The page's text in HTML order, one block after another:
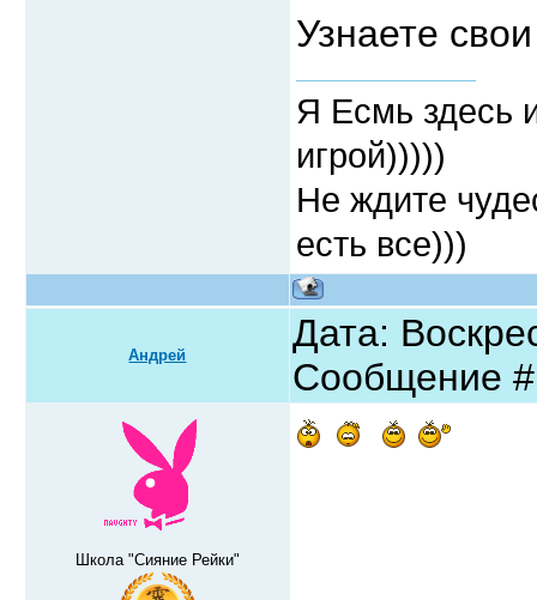
Узнаете
Я Есмь здесь
игрой)))))
Не ждите
есть все)))
Андрей
Дата:
Сообщение
Школа "Сияние Рейки"